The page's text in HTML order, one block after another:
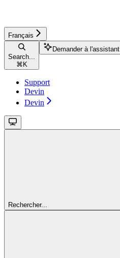
Français
Search...
⌘ K
Demander à l'assistant
Support
Devin
Devin
Rechercher...